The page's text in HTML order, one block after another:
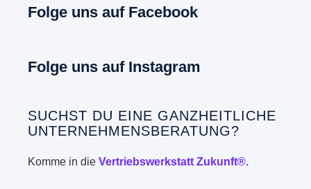
Folge uns auf Facebook
Folge uns auf Instagram
SUCHST DU EINE GANZHEITLICHE
UNTERNEHMENSBERATUNG?
Komme in dieVertriebswerkstatt Zukunft®.